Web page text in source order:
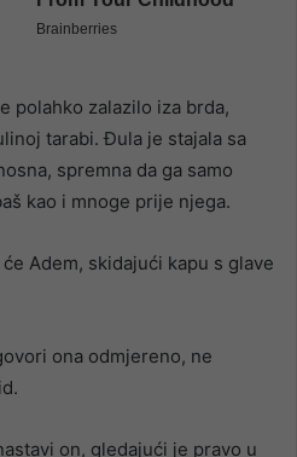
polahko zalazilo iza brda,
tarabi. Đula je stajala sa
spremna da ga samo
kao i mnoge prije njega.
Adem, skidajući kapu s glave
ona odmjereno, ne
on, gledajući je pravo u